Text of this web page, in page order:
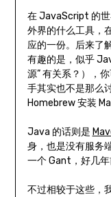
在 JavaScript 的
外界的什么工具，
应的一份。后来了
有趣的是，似乎
源” 有关系？），
手其实也不是那么
Homebrew 安装
Java 的话则是
身，也是没有服务
一个 Gant，好几
不过相较于这些，